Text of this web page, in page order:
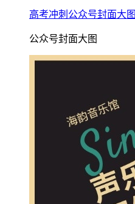
高考冲刺公众号封面大图
公众号封面大图